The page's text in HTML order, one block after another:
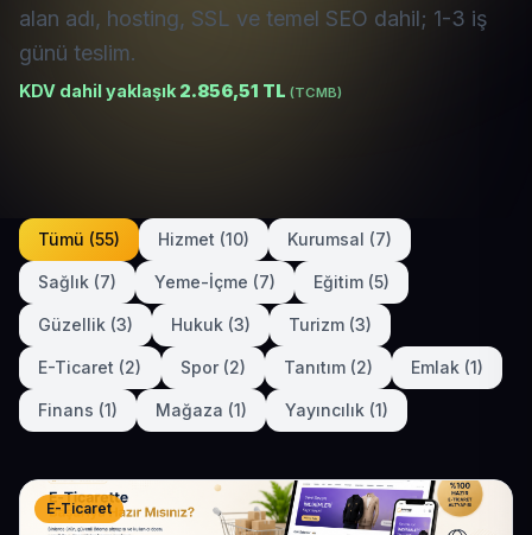
alan adı, hosting, SSL ve temel SEO dahil; 1-3 iş
günü teslim.
KDV dahil yaklaşık 2.856,51 TL (TCMB)
Tümü (55) Hizmet (10) Kurumsal (7)
Sağlık (7) Yeme-İçme (7) Eğitim (5)
Güzellik (3) Hukuk (3) Turizm (3)
E-Ticaret (2) Spor (2) Tanıtım (2) Emlak (1)
Finans (1) Mağaza (1) Yayıncılık (1)
E-Ticaret